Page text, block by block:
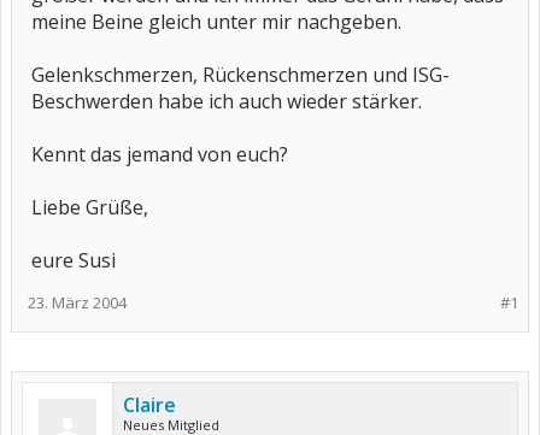
meine Beine gleich unter mir nachgeben.
Gelenkschmerzen, Rückenschmerzen und ISG-
Beschwerden habe ich auch wieder stärker.
Kennt das jemand von euch?
Liebe Grüße,
eure Susi
#1
23. März 2004
Claire
Neues Mitglied